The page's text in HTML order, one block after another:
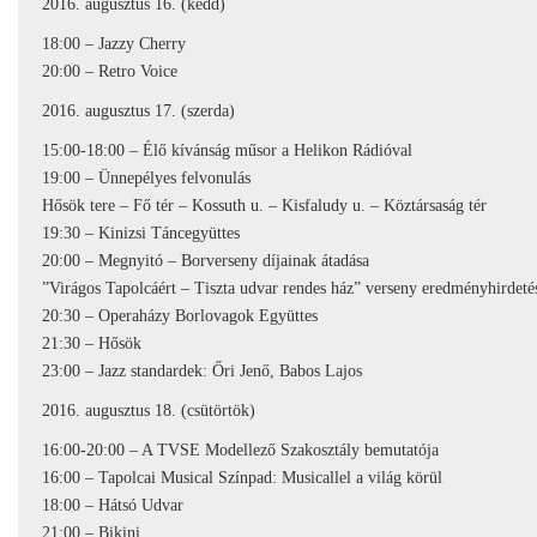
2016. augusztus 16. (kedd)
18:00 – Jazzy Cherry
20:00 – Retro Voice
2016. augusztus 17. (szerda)
15:00-18:00 – Élő kívánság műsor a Helikon Rádióval
19:00 – Ünnepélyes felvonulás
Hősök tere – Fő tér – Kossuth u. – Kisfaludy u. – Köztársaság tér
19:30 – Kinizsi Táncegyüttes
20:00 – Megnyitó – Borverseny díjainak átadása
”Virágos Tapolcáért – Tiszta udvar rendes ház” verseny
20:30 – Operaházy Borlovagok Együttes
21:30 – Hősök
23:00 – Jazz standardek: Őri Jenő, Babos Lajos
2016. augusztus 18. (csütörtök)
16:00-20:00 – A TVSE Modellező Szakosztály bemutatója
16:00 – Tapolcai Musical Színpad: Musicallel a világ körül
18:00 – Hátsó Udvar
21:00 – Bikini